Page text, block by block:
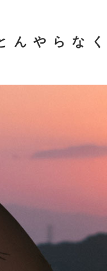
んやらな